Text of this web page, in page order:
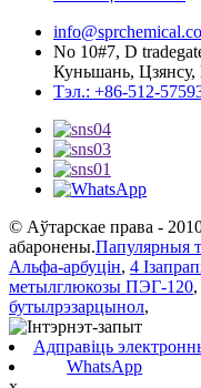
No 10#7, D
Куньшань, Цзянсу,
Тэл.: +86-512-
© Аўтарскае права -
абаронены.Папулярныя
Альфа-арбуцін, 4
метылглюкозы ПЭГ-120,
бутылрэзарцынол,
Адправіць
WhatsApp